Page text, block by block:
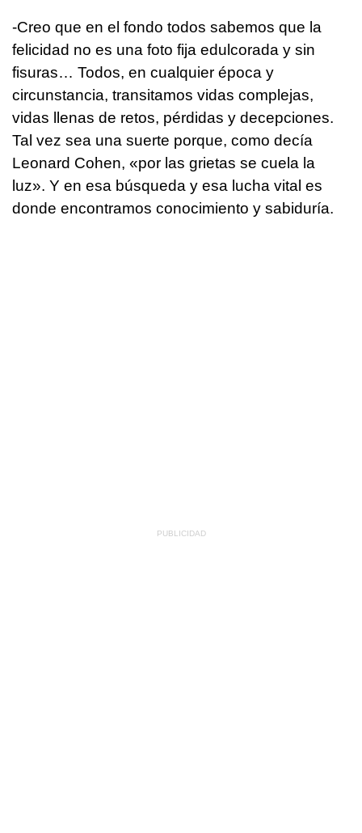
-Creo que en el fondo todos sabemos que la
felicidad no es una foto fija edulcorada y sin
fisuras… Todos, en cualquier época y
circunstancia, transitamos vidas complejas,
vidas llenas de retos, pérdidas y decepciones.
Tal vez sea una suerte porque, como decía
Leonard Cohen, «por las grietas se cuela la
luz». Y en esa búsqueda y esa lucha vital es
donde encontramos conocimiento y sabiduría.